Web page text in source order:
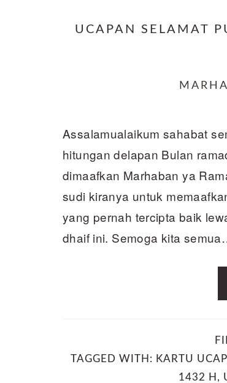
UCAPAN SELAMAT
Assalamualaikum sahabat
hitungan delapan Bulan
dimaafkan Marhaban ya
sudi kiranya untuk
yang pernah tercipta baik
dhaif ini. Semoga kita
TAGGED WITH: KARTU
1432 H ,